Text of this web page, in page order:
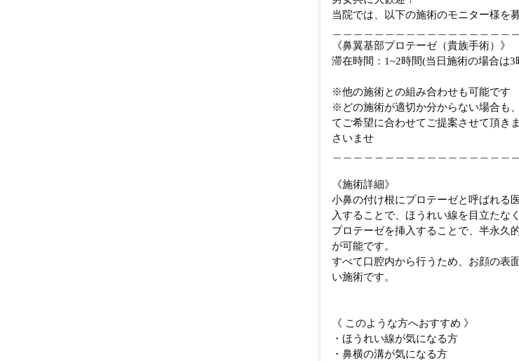
当院では、以下の施術のモニター様を
《鼻翼基部プロテーゼ（貴族手術）》
滞在時間：1~2時間(当日施術の場合は3
※他の施術との組み合わせも可能です
※どの施術が適切か分からない場合も
てご希望に合わせてご提案させて頂き
さいませ
《施術詳細》
小鼻の付け根にプロテーゼと呼ばれる
入することで、ほうれい線を目立たな
プロテーゼを挿入することで、半永久
が可能です。
すべて口腔内から行うため、お顔の表
い施術です。
《 このような方へおすすめ 》
・ほうれい線が気になる方
・鼻横の溝が気になる方